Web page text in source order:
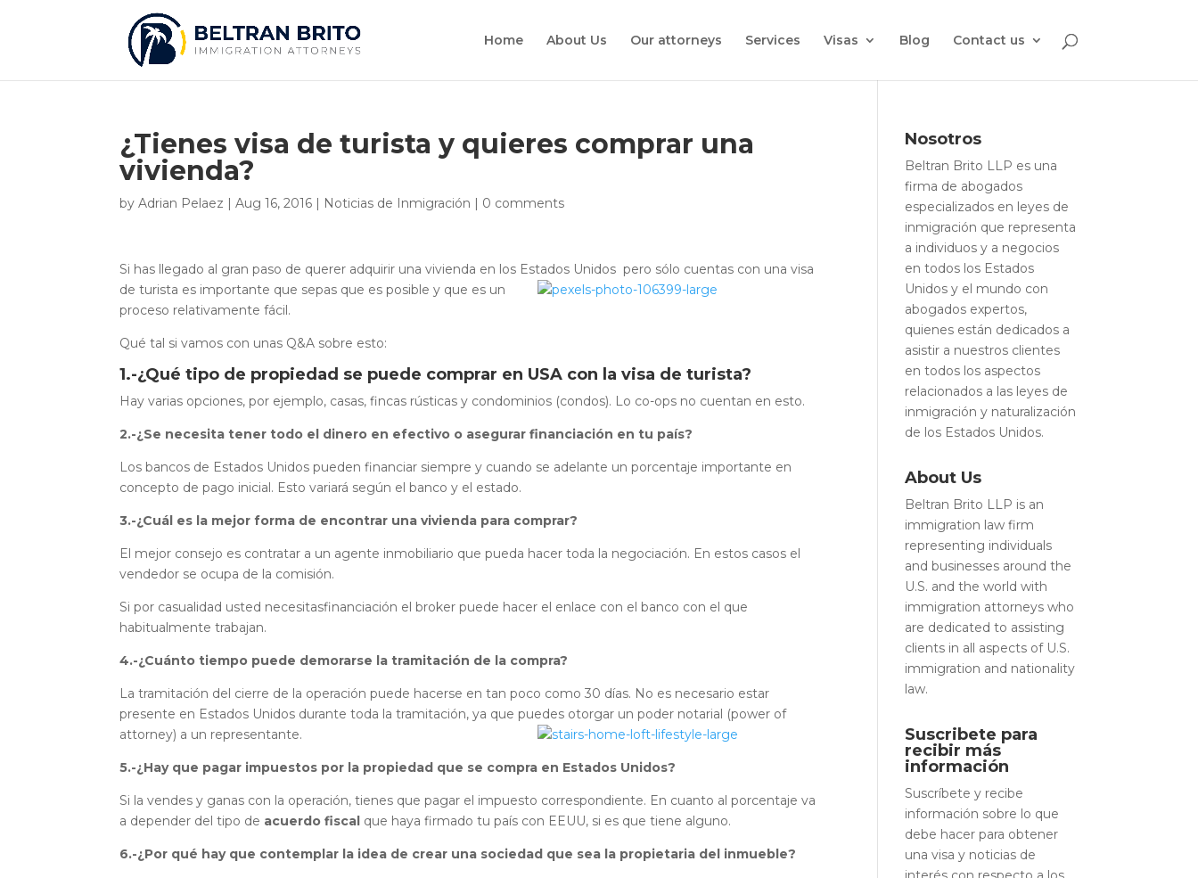
Home About Us Our attorneys Services Visas Blog Contact us
¿Tienes visa de turista y quieres comprar una
vivienda?
byAdrian Pelaez |Aug 16, 2016 | Noticias de Inmigración | 0 comments
Si has llegado al gran paso de querer adquirir una vivienda en los Estados Unidos pero sólo cuentas con una visa
de turista es importante que sepas que es posible y que es un
proceso relativamente fácil.
Qué tal si vamos con unas Q&A sobre esto:
1.-¿Qué tipo de propiedad se puede comprar en USA con la visa de turista?
Hay varias opciones, por ejemplo, casas, fincas rústicas y condominios (condos). Lo co-ops no cuentan en esto.
2.-¿Se necesita tener todo el dinero en efectivo o asegurar financiación en tu país?
Los bancos de Estados Unidos pueden financiar siempre y cuando se adelante un porcentaje importante en
concepto de pago inicial. Esto variará según el banco y el estado.
3.-¿Cuál es la mejor forma de encontrar una vivienda para comprar?
El mejor consejo es contratar a un agente inmobiliario que pueda hacer toda la negociación. En estos casos el
vendedor se ocupa de la comisión.
Si por casualidad usted necesitasfinanciación el broker puede hacer el enlace con el banco con el que
habitualmente trabajan.
4.-¿Cuánto tiempo puede demorarse la tramitación de la compra?
La tramitación del cierre de la operación puede hacerse en tan poco como 30 días. No es necesario estar
presente en Estados Unidos durante toda la tramitación, ya que puedes otorgar un poder notarial (power of
attorney) a un representante.
5.-¿Hay que pagar impuestos por la propiedad que se compra en Estados Unidos?
Si la vendes y ganas con la operación, tienes que pagar el impuesto correspondiente. En cuanto al porcentaje va
a depender del tipo de acuerdo fiscal que haya firmado tu país con EEUU, si es que tiene alguno.
6.-¿Por qué hay que contemplar la idea de crear una sociedad que sea la propietaria del inmueble?
Nosotros
Beltran Brito LLP es una
firma de abogados
especializados en leyes de
inmigración que representa
a individuos y a negocios
en todos los Estados
Unidos y el mundo con
abogados expertos,
quienes están dedicados a
asistir a nuestros clientes
en todos los aspectos
relacionados a las leyes de
inmigración y naturalización
de los Estados Unidos.
About Us
Beltran Brito LLP is an
immigration law firm
representing individuals
and businesses around the
U.S. and the world with
immigration attorneys who
are dedicated to assisting
clients in all aspects of U.S.
immigration and nationality
law.
Suscribete para
recibir más
información
Suscríbete y recibe
información sobre lo que
debe hacer para obtener
una visa y noticias de